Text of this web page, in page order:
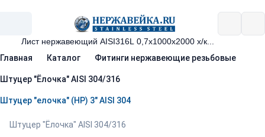
Главная Каталог Фитинги нержавеющие резьбовые
Штуцер "Ёлочка" AISI 304/316
Штуцер "елочка" (НР) 3" AISI 304
Штуцер "Ёлочка" AISI 304/316